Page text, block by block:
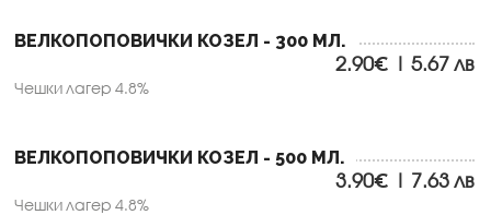
ВЕЛКОПОПОВИЧКИ КОЗЕЛ - 300 МЛ.
2.90€ | 5.67 лв
Чешки лагер 4.8%
ВЕЛКОПОПОВИЧКИ КОЗЕЛ - 500 МЛ.
3.90€ | 7.63 лв
Чешки лагер 4.8%